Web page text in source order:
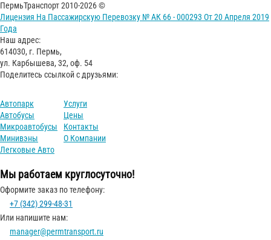
ПермьТранспорт 2010-2026 ©
Лицензия На Пассажирскую Перевозку № АК 66 - 000293 От 20 Апреля 2019
Года
Наш адрес:
614030, г. Пермь,
ул. Карбышева, 32, оф. 54
Поделитесь ссылкой с друзьями:
Автопарк
Автобусы
Микроавтобусы
Минивэны
Легковые Авто
Услуги
Цены
Контакты
О Компании
Мы работаем круглосуточно!
Оформите заказ по телефону:
+7 (342) 299-48-31
Или напишите нам:
manager@permtransport.ru